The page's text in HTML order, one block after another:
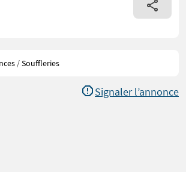
/Souffleries
Signaler l’annonce